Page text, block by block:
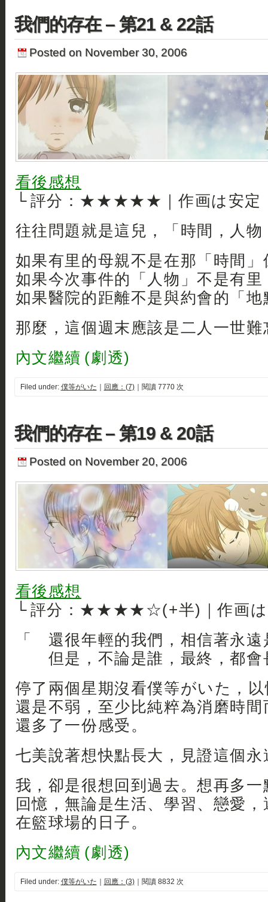
我們的存在 – 第21 & 22話
Posted on November 30, 2006
看後感想
└ 評分：★★★★★｜作画は安定
往往問題就是這兒，「時間，人物
如果有里的母親不是在那「時間」
如果今次事件的「人物」不是有里
如果醫院的距離不是與約會的「
那麼，這個週末應該是二人一世難
內文繼續 (劇透)
Filed under: 僕等がいた 回應：(7)｜閱讀 7770 次
我們的存在 – 第19 & 20話
Posted on November 20, 2006
看後感想
└ 評分：★★★★☆(+半)｜作画は
「 還很年輕的我們，相信著永遠
但是，不論是誰，最終，都
停了兩個星期沒看僕等がいた，
還是不弱，至少比純粹為消磨時
還多了一份感受。
七美說著想快點長大，見證這個
我，卻是很想回到過去。想再多
回憶，無論是生活、學習、戀愛
在籃球場的日子。
內文繼續 (劇透)
Filed under: 僕等がいた 回應：(3)｜閱讀 8832 次